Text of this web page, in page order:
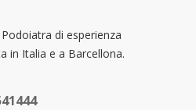
di esperienza
in Italia e a Barcellona.